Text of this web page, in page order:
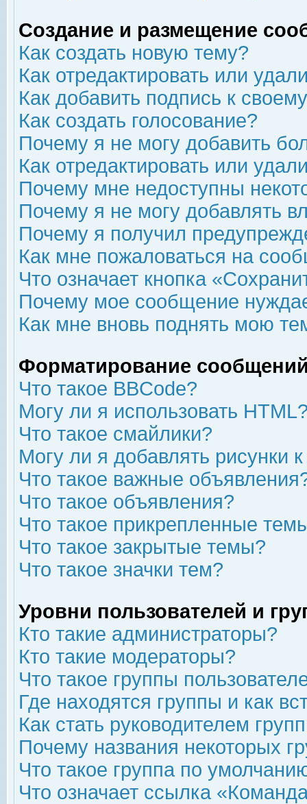
Создание и размещение
Как создать новую тему?
Как отредактировать или
Как добавить подпись к
Как создать голосование?
Почему я не могу добавить
Как отредактировать или
Почему мне недоступны
Почему я не могу добавлять
Почему я получил
Как мне пожаловаться на
Что означает кнопка
Почему мое сообщение
Как мне вновь поднять мою
Форматирование
Что такое BBCode?
Могу ли я использовать
Что такое смайлики?
Могу ли я добавлять рисунки
Что такое важные
Что такое объявления?
Что такое прикрепленные
Что такое закрытые темы?
Что такое значки тем?
Уровни пользователей и
Кто такие администраторы?
Кто такие модераторы?
Что такое группы
Где находятся группы и как
Как стать руководителем
Почему названия некоторых
Что такое группа по
Что означает ссылка